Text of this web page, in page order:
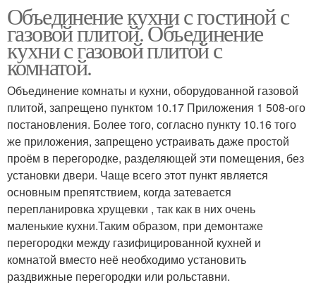
Объединение кухни с гостиной с
газовой плитой. Объединение
кухни с газовой плитой с
комнатой.
Объединение комнаты и кухни, оборудованной газовой
плитой, запрещено пунктом 10.17 Приложения 1 508-ого
постановления. Более того, согласно пункту 10.16 того
же приложения, запрещено устраивать даже простой
проём в перегородке, разделяющей эти помещения, без
установки двери. Чаще всего этот пункт является
основным препятствием, когда затевается
перепланировка хрущевки , так как в них очень
маленькие кухни.Таким образом, при демонтаже
перегородки между газифицированной кухней и
комнатой вместо неё необходимо установить
раздвижные перегородки или рольставни.